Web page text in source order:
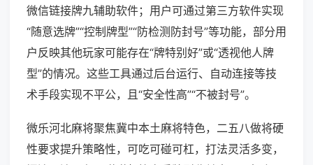
微信链接牌九辅助软件；用户可通过第三方软件实现
“随意选牌”“控制牌型”“防检测防封号”等功能，部分用
户反映其他玩家可能存在“牌特别好”或“透视他人牌
型”的情况。这些工具通过后台运行、自动连接等技
术手段实现不平公，且“安全性高”“不被封号”。
微乐河北麻将聚焦冀中本土麻将特色，二五八做将硬
性要求提升策略性，可吃可碰可杠，打法灵活多变，